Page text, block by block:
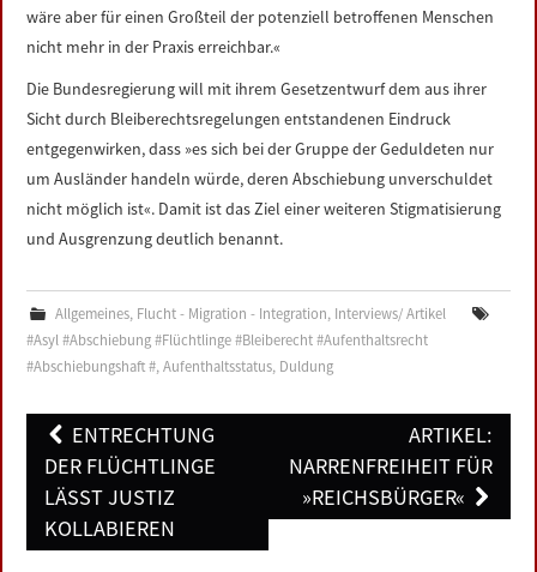
wäre aber für einen Großteil der potenziell betroffenen Menschen
nicht mehr in der Praxis erreichbar.«
Die Bundesregierung will mit ihrem Gesetzentwurf dem aus ihrer
Sicht durch Bleiberechtsregelungen entstandenen Eindruck
entgegenwirken, dass »es sich bei der Gruppe der Geduldeten nur
um Ausländer handeln würde, deren Abschiebung unverschuldet
nicht möglich ist«. Damit ist das Ziel einer weiteren Stigmatisierung
und Ausgrenzung deutlich benannt.
Allgemeines, Flucht - Migration - Integration, Interviews/ Artikel
#Asyl #Abschiebung #Flüchtlinge #Bleiberecht #Aufenthaltsrecht
#Abschiebungshaft #,Aufenthaltsstatus, Duldung
Post
navigation
ENTRECHTUNG
DER FLÜCHTLINGE
LÄSST JUSTIZ
KOLLABIEREN
ARTIKEL:
NARRENFREIHEIT FÜR
»REICHSBÜRGER«